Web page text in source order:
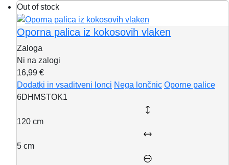
Out of stock
Oporna palica iz kokosovih vlaken
Zaloga
Ni na zalogi
16,99 €
Dodatki in vsaditveni lonci Nega lončnic Oporne palice
6DHMSTOK1
120 cm
5 cm